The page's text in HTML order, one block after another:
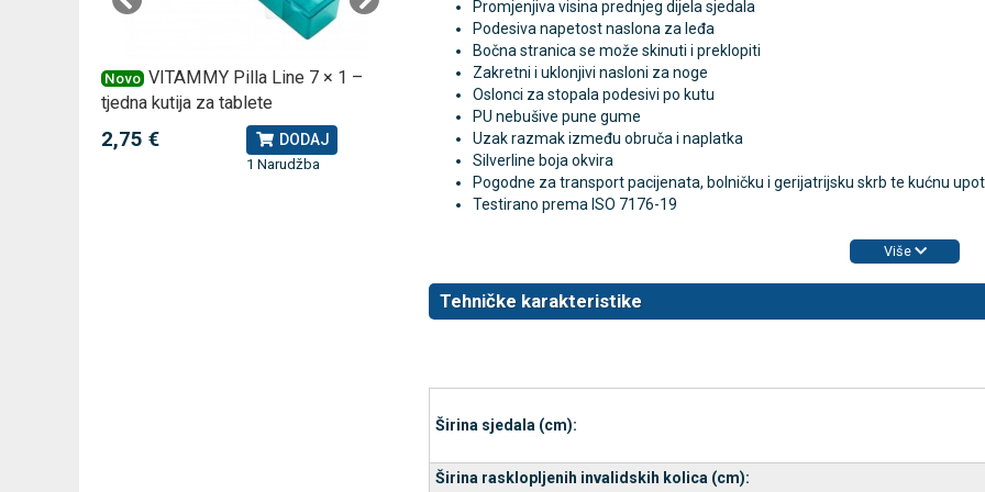
Promjenjiva visina prednjeg dijela sjedala
Podesiva napetost naslona za leđa
Bočna stranica se može skinuti i preklopiti
Zakretni i uklonjivi nasloni za noge
Oslonci za stopala podesivi po kutu
PU nebušive pune gume
Uzak razmak između obruča i naplatka
Silverline boja okvira
Pogodne za transport pacijenata, bolničku i gerijatrijsku skrb te kućnu
Testirano prema ISO 7176-19
Više
Tehničke karakteristike
Širina sjedala (cm):
Širina rasklopljenih invalidskih kolica (cm):
Novo VITAMMY Pilla Line 7 × 1 –
tjedna kutija za tablete
2,75 € DODAJ
1 Narudžba
Novo
VITAMMY Pilla 7 × 4 – tjedna
kutija za tablete
10,74 € DODAJ
1 Narudžba